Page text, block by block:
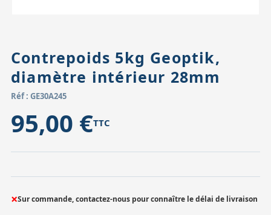
Contrepoids 5kg Geoptik,
diamètre intérieur 28mm
Réf : GE30A245
95,00 €TTC
×Sur commande, contactez-nous pour connaître le délai de livraison